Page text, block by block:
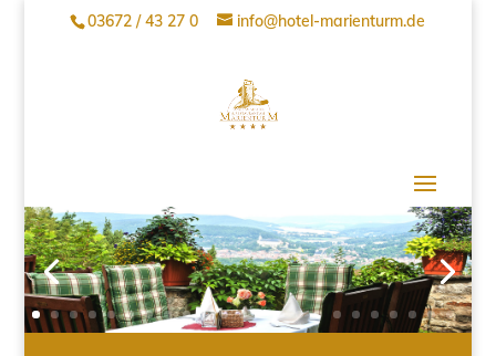
03672 / 43 27 0 info@hotel-marienturm.de